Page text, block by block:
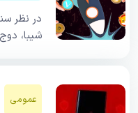
در نظر
شیبا،
عمومی